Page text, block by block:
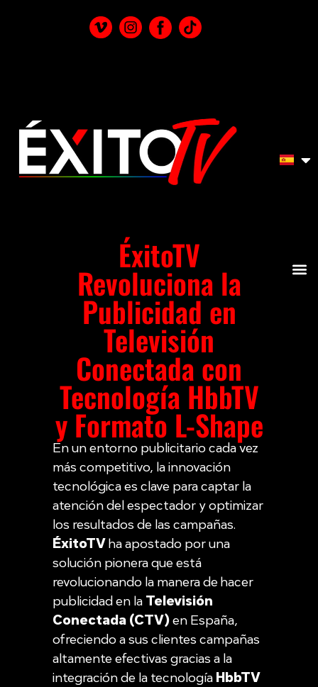
ÉxitoTV
Revoluciona la
Publicidad en
Televisión
Conectada con
Tecnología HbbTV
y Formato L-Shape
En un entorno publicitario cada vez
más competitivo, la innovación
tecnológica es clave para captar la
atención del espectador y optimizar
los resultados de las campañas.
ÉxitoTVha apostado por una
solución pionera que está
revolucionando la manera de hacer
publicidad en la Televisión
Conectada (CTV)en España,
ofreciendo a sus clientes campañas
altamente efectivas gracias a la
integración de la tecnología HbbTV